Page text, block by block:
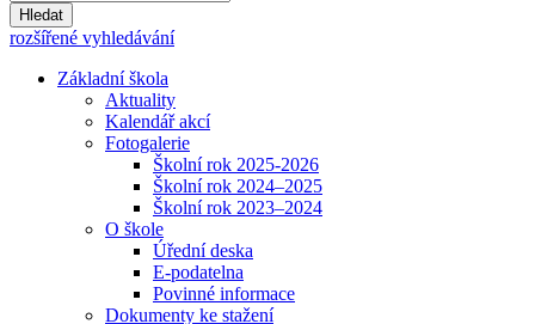
Hledat
rozšířené vyhledávání
Základní škola
Aktuality
Kalendář akcí
Fotogalerie
Školní rok 2025-2026
Školní rok 2024–2025
Školní rok 2023–2024
O škole
Úřední deska
E-podatelna
Povinné informace
Dokumenty ke stažení